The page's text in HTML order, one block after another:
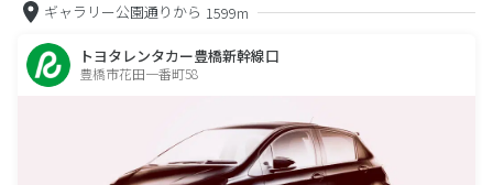
ギャラリー公園通りから 1599m
トヨタレンタカー豊橋新幹線口
豊橋市花田一番町58